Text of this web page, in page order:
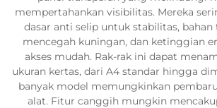
mempertahankan visibilitas. Mereka
dasar anti selip untuk stabilitas, bahan
mencegah kuningan, dan ketinggian
akses mudah. Rak-rak ini dapat
ukuran kertas, dari A4 standar hingga
banyak model memungkinkan
alat. Fitur canggih mungkin